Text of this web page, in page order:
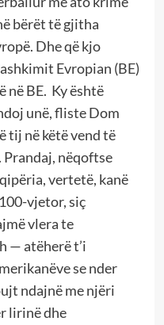
bërët të gjitha
Dhe që kjo
Evropian (BE)
në BE. Ky është
unë, fliste Dom
tij në këtë vend të
nëqoftse
vertetë, kanë
vjetor, siç
vlera te
— atëherë t’i
se nder
ndajnë me njëri
lirinë dhe